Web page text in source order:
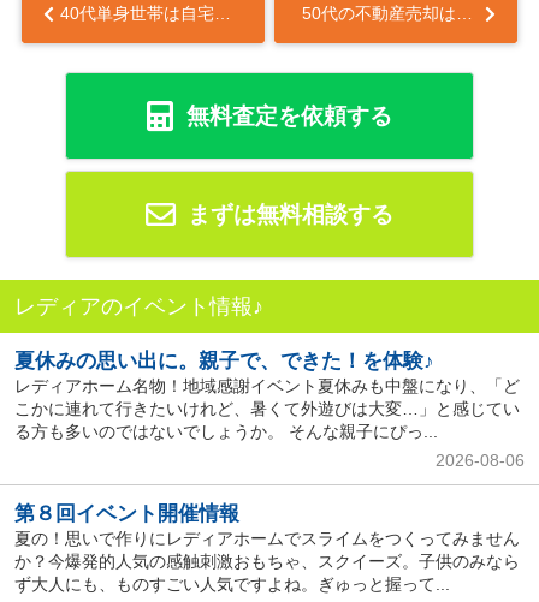
40代単身世帯は自宅売却がカギ！マンション売却の重要ポイントを解説...
無料査定を依頼する
まずは無料相談する
レディアのイベント情報♪
夏休みの思い出に。親子で、できた！を体験♪
レディアホーム名物！地域感謝イベント夏休みも中盤になり、「ど
こかに連れて行きたいけれど、暑くて外遊びは大変…」と感じてい
る方も多いのではないでしょうか。 そんな親子にぴっ...
2026-08-06
第８回イベント開催情報
夏の！思いで作りにレディアホームでスライムをつくってみません
か？今爆発的人気の感触刺激おもちゃ、スクイーズ。子供のみなら
ず大人にも、ものすごい人気ですよね。ぎゅっと握って...